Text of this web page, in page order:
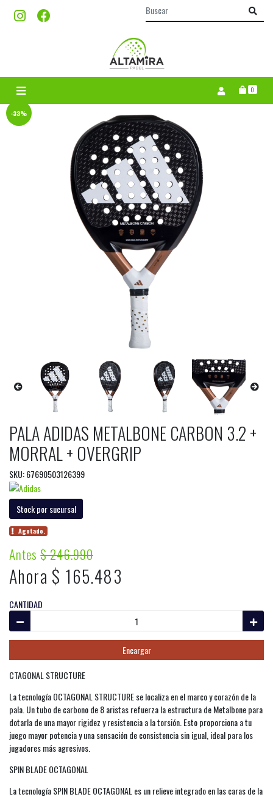
0
-33%
PALA ADIDAS METALBONE CARBON 3.2 +
MORRAL + OVERGRIP
SKU: 67690503126399
Stock por sucursal
Agotado.
Antes$ 246.990
Ahora $ 165.483
CANTIDAD
Encargar
CTAGONAL STRUCTURE
La tecnología OCTAGONAL STRUCTURE se localiza en el marco y corazón de la
pala. Un tubo de carbono de 8 aristas refuerza la estructura de Metalbone para
dotarla de una mayor rigidez y resistencia a la torsión. Esto proporciona a tu
juego mayor potencia y una sensación de consistencia sin igual, ideal para los
jugadores más agresivos.
SPIN BLADE OCTAGONAL
La tecnología SPIN BLADE OCTAGONAL es un relieve integrado en las caras de la